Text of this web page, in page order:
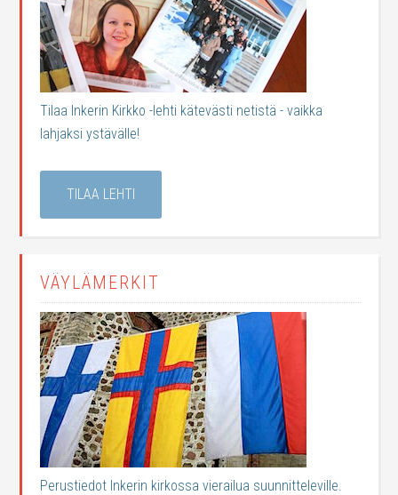
Tilaa Inkerin Kirkko -lehti kätevästi netistä - vaikka
lahjaksi ystävälle!
TILAA LEHTI
VÄYLÄMERKIT
Perustiedot Inkerin kirkossa vierailua suunnitteleville.